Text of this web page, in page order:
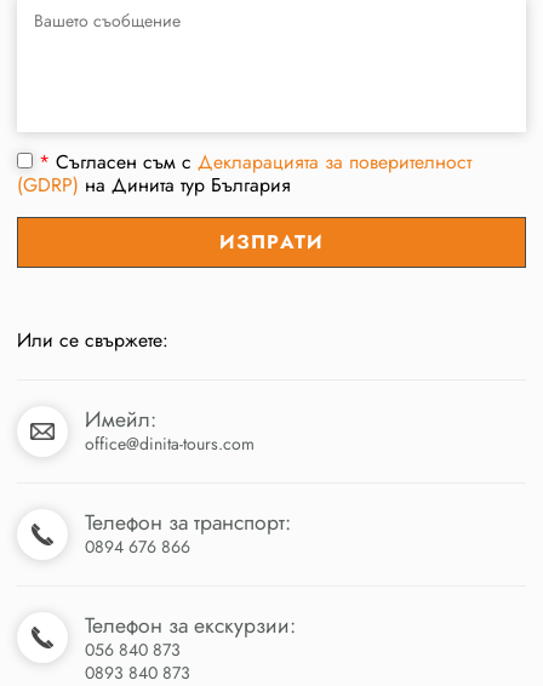
*Съгласен съм сДекларацията за поверителност
(GDRP) на Динита тур България
Или се свържете:
Имейл:
office@dinita-tours.com
Телефон за транспорт:
0894 676 866
Телефон за екскурзии:
056 840 873
0893 840 873